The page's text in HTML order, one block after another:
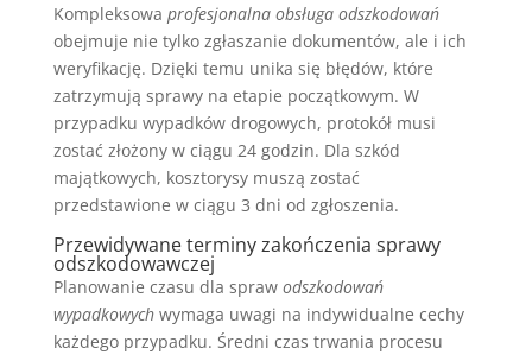
Kompleksowa profesjonalna obsługa odszkodowań
obejmuje nie tylko zgłaszanie dokumentów, ale i ich
weryfikację. Dzięki temu unika się błędów, które
zatrzymują sprawy na etapie początkowym. W
przypadku wypadków drogowych, protokół musi
zostać złożony w ciągu 24 godzin. Dla szkód
majątkowych, kosztorysy muszą zostać
przedstawione w ciągu 3 dni od zgłoszenia.
Przewidywane terminy zakończenia sprawy
odszkodowawczej
Planowanie czasu dla spraw odszkodowań
wypadkowychwymaga uwagi na indywidualne cechy
każdego przypadku. Średni czas trwania procesu